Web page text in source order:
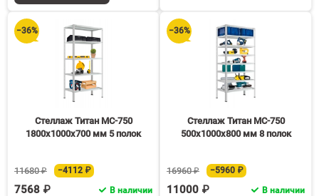
сравнению
−36%
Стеллаж Титан МС-750
1800х1000х700 мм 5 полок
11680 ₽ −4112 ₽
7568 ₽
В наличии
−36%
Стеллаж Титан МС-750
500х1000х800 мм 8 полок
16960 ₽ −5960 ₽
11000 ₽
В наличии